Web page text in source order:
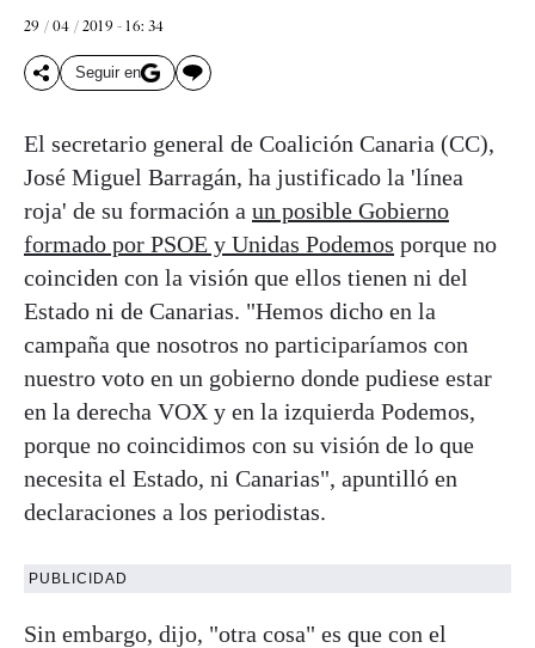
29 / 04 / 2019 - 16: 34
Seguir en
El secretario general de Coalición Canaria (CC),
José Miguel Barragán, ha justificado la 'línea
roja' de su formación a un posible Gobierno
formado por PSOE y Unidas Podemos porque no
coinciden con la visión que ellos tienen ni del
Estado ni de Canarias. "Hemos dicho en la
campaña que nosotros no participaríamos con
nuestro voto en un gobierno donde pudiese estar
en la derecha VOX y en la izquierda Podemos,
porque no coincidimos con su visión de lo que
necesita el Estado, ni Canarias", apuntilló en
declaraciones a los periodistas.
PUBLICIDAD
Sin embargo, dijo, "otra cosa" es que con el